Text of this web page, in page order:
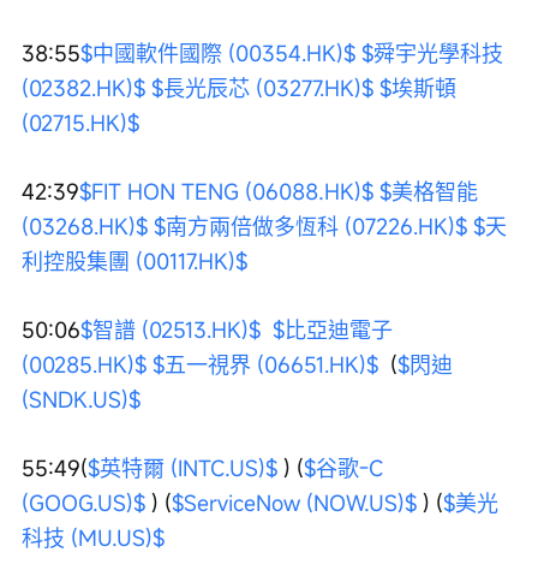
38:55$中國軟件國際 (00354.HK)$ $舜宇光學科技
(02382.HK)$ $長光辰芯 (03277.HK)$ $埃斯頓
(02715.HK)$
42:39$FIT HON TENG (06088.HK)$ $美格智能
(03268.HK)$ $南方兩倍做多恆科 (07226.HK)$ $天
利控股集團 (00117.HK)$
50:06$智譜 (02513.HK)$ $比亞迪電子
(00285.HK)$ $五一視界 (06651.HK)$
  (
$閃迪
(SNDK.US)$
55:49($英特爾 (INTC.US)$ ) ($谷歌-C
(GOOG.US)$ ) ($ServiceNow (NOW.US)$ ) ($美光
科技 (MU.US)$